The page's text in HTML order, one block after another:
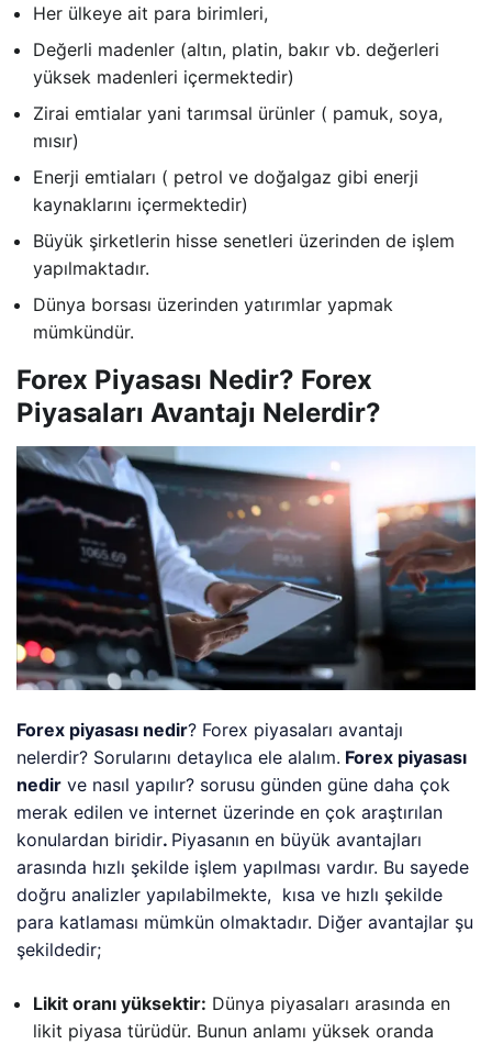
Her ülkeye ait para birimleri,
Değerli madenler (altın, platin, bakır vb. değerleri
yüksek madenleri içermektedir)
Zirai emtialar yani tarımsal ürünler ( pamuk, soya,
mısır)
Enerji emtiaları ( petrol ve doğalgaz gibi enerji
kaynaklarını içermektedir)
Büyük şirketlerin hisse senetleri üzerinden de işlem
yapılmaktadır.
Dünya borsası üzerinden yatırımlar yapmak
mümkündür.
Forex Piyasası Nedir? Forex
Piyasaları Avantajı Nelerdir?
Forex piyasası nedir? Forex piyasaları avantajı
nelerdir? Sorularını detaylıca ele alalım. Forex piyasası
nedir ve nasıl yapılır? sorusu günden güne daha çok
merak edilen ve internet üzerinde en çok araştırılan
konulardan biridir. Piyasanın en büyük avantajları
arasında hızlı şekilde işlem yapılması vardır. Bu sayede
doğru analizler yapılabilmekte, kısa ve hızlı şekilde
para katlaması mümkün olmaktadır. Diğer avantajlar şu
şekildedir;
Likit oranı yüksektir: Dünya piyasaları arasında en
likit piyasa türüdür. Bunun anlamı yüksek oranda